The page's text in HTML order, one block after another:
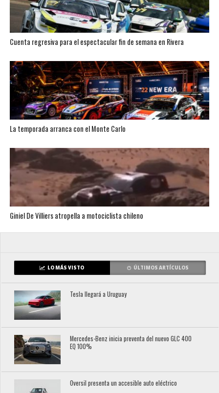
Cuenta regresiva para el espectacular fin de semana en Rivera
La temporada arranca con el Monte Carlo
Giniel De Villiers atropella a motociclista chileno
LO MÁS VISTO ÚLTIMOS ARTÍCULOS
Tesla llegará a Uruguay
Mercedes-Benz inicia preventa del nuevo GLC 400
EQ 100%
Oversil presenta un accesible auto eléctrico